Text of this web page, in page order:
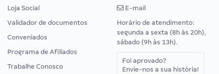
Loja Social
Validador de documentos
Conveniados
Programa de Afiliados
Trabalhe Conosco
E-mail
Horário de atendimento:
segunda a sexta (8h às 20h),
sábado (9h às 13h).
Foi aprovado?
Envie-nos a sua história!